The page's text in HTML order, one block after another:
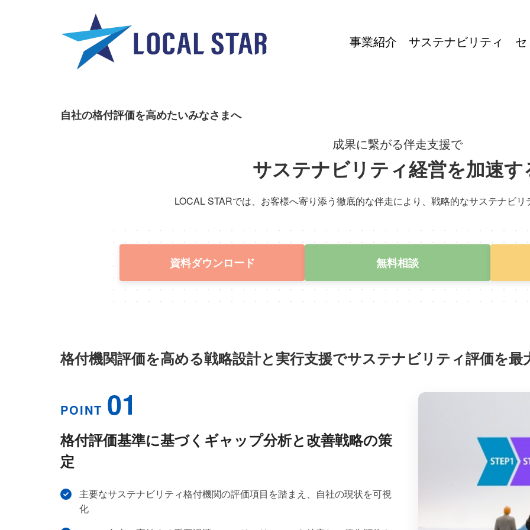
事業紹介 サステナビリティ
自社の格付評価を高めたいみなさまへ
成果に繋がる伴走支援で
サステナビリティ経営を加速す
LOCAL STARでは、お客様へ寄り添う徹底的な伴走により、戦略的なサステナビ
資料ダウンロード 無料相談
格付機関評価を高める戦略設計と実行支援でサステナビリティ評価を最
POINT 01
格付評価基準に基づくギャップ分析と改善戦略の策
定
主要なサステナビリティ格付機関の評価項目を踏まえ、自社の現状を可視
化